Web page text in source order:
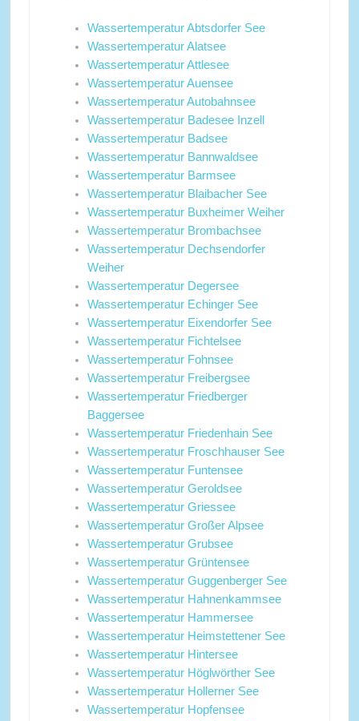
Wassertemperatur Abtsdorfer See
Wassertemperatur Alatsee
Wassertemperatur Attlesee
Wassertemperatur Auensee
Wassertemperatur Autobahnsee
Wassertemperatur Badesee Inzell
Wassertemperatur Badsee
Wassertemperatur Bannwaldsee
Wassertemperatur Barmsee
Wassertemperatur Blaibacher See
Wassertemperatur Buxheimer Weiher
Wassertemperatur Brombachsee
Wassertemperatur Dechsendorfer
Weiher
Wassertemperatur Degersee
Wassertemperatur Echinger See
Wassertemperatur Eixendorfer See
Wassertemperatur Fichtelsee
Wassertemperatur Fohnsee
Wassertemperatur Freibergsee
Wassertemperatur Friedberger
Baggersee
Wassertemperatur Friedenhain See
Wassertemperatur Froschhauser See
Wassertemperatur Funtensee
Wassertemperatur Geroldsee
Wassertemperatur Griessee
Wassertemperatur Großer Alpsee
Wassertemperatur Grubsee
Wassertemperatur Grüntensee
Wassertemperatur Guggenberger See
Wassertemperatur Hahnenkammsee
Wassertemperatur Hammersee
Wassertemperatur Heimstettener See
Wassertemperatur Hintersee
Wassertemperatur Höglwörther See
Wassertemperatur Hollerner See
Wassertemperatur Hopfensee